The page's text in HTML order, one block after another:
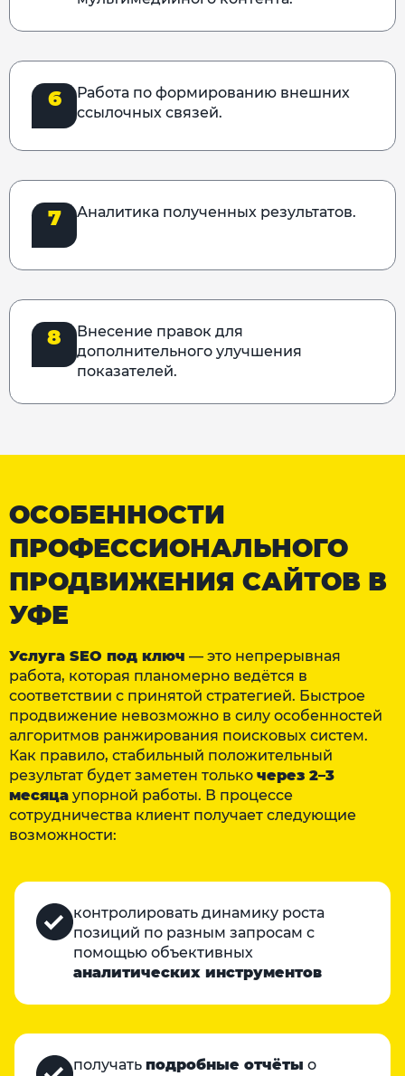
6
Работа по формированию внешних
ссылочных связей.
7 Аналитика полученных результатов.
8
Внесение правок для
дополнительного улучшения
показателей.
ОСОБЕННОСТИ
ПРОФЕССИОНАЛЬНОГО
ПРОДВИЖЕНИЯ САЙТОВ В
УФЕ
Услуга SEO под ключ — это непрерывная
работа, которая планомерно ведётся в
соответствии с принятой стратегией. Быстрое
продвижение невозможно в силу особенностей
алгоритмов ранжирования поисковых систем.
Как правило, стабильный положительный
результат будет заметен только через 2–3
месяца упорной работы. В процессе
сотрудничества клиент получает следующие
возможности:
контролировать динамику роста
позиций по разным запросам с
помощью объективных
аналитических инструментов
получать подробные отчёты о